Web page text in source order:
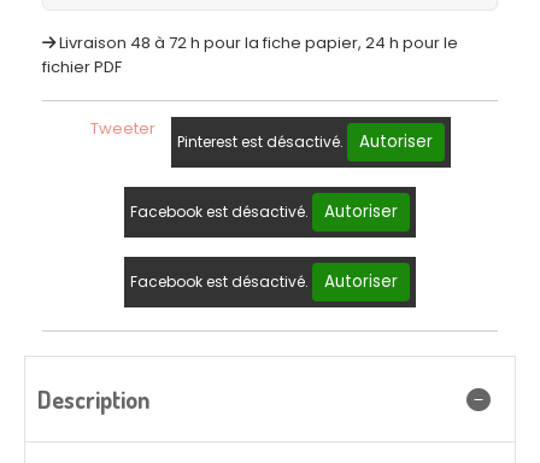
Livraison 48 à 72 h pour la fiche papier, 24 h pour le
fichier PDF
Tweeter
Pinterest est désactivé. Autoriser
Facebook est désactivé. Autoriser
Facebook est désactivé. Autoriser
Description